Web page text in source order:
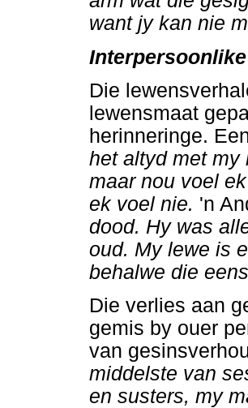
want jy kan nie
Die
lewensmaat
herinneringe.
het altyd met my
maar nou voel
ek voel nie. 'n
dood. Hy was
oud. My lewe is
behalwe die
Die verlies aan
gemis by ouer
van
middelste van
en susters, my